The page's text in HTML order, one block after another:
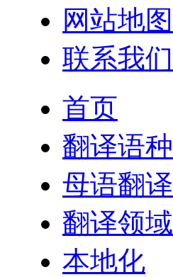
网站地图
联系我们
首页
翻译语种
母语翻译
翻译领域
本地化